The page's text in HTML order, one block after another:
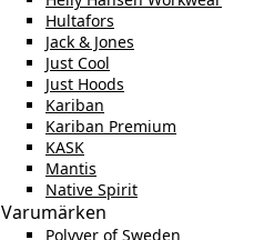
Hultafors
Jack & Jones
Just Cool
Just Hoods
Kariban
Kariban Premium
KASK
Mantis
Native Spirit
Varumärken
Polyver of Sweden